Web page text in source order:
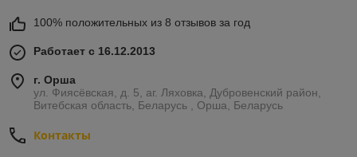
100% положительных из 8 отзывов за год
Работает с 16.12.2013
г. Орша
ул. Фиясёвская, д. 5, аг. Ляховка, Дубровенский район,
Витебская область, Беларусь , Орша, Беларусь
Контакты